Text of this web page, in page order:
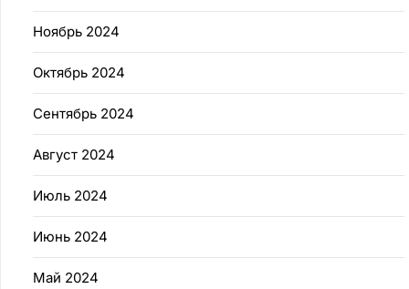
Ноябрь 2024
Октябрь 2024
Сентябрь 2024
Август 2024
Июль 2024
Июнь 2024
Май 2024